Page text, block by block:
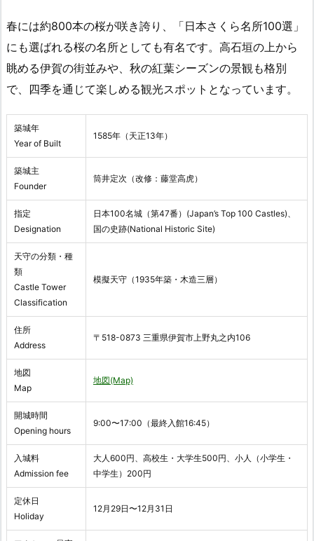
春には約800本の桜が咲き誇り、「日本さくら名所100選」
にも選ばれる桜の名所としても有名です。高石垣の上から
眺める伊賀の街並みや、秋の紅葉シーズンの景観も格別
で、四季を通じて楽しめる観光スポットとなっています。
築城年
Year of Built
1585年（天正13年）
築城主
Founder
筒井定次（改修：藤堂高虎）
指定
Designation
日本100名城（第47番）(Japan’s Top 100 Castles)、
国の史跡(National Historic Site)
天守の分類・種
類
Castle Tower
Classification
模擬天守（1935年築・木造三層）
住所
Address
〒518-0873 三重県伊賀市上野丸之内106
地図
Map
地図(Map)
開城時間
Opening hours
9:00〜17:00（最終入館16:45）
入城料
Admission fee
大人600円、高校生・大学生500円、小人（小学生・
中学生）200円
定休日
Holiday
12月29日〜12月31日